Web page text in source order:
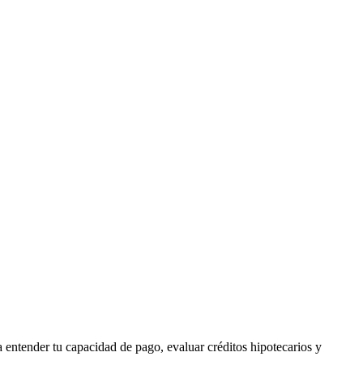
tu capacidad de pago, evaluar créditos hipotecarios y